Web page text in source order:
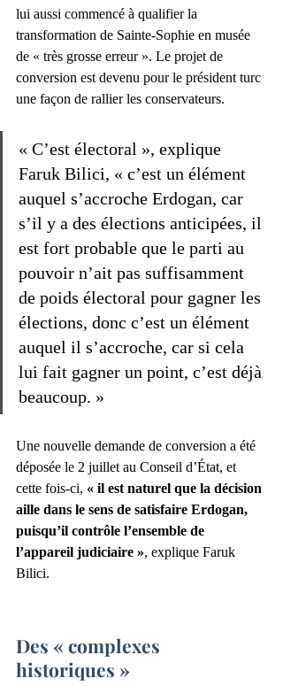
lui aussi commencé à qualifier la
transformation de Sainte-Sophie en musée
de « très grosse erreur ». Le projet de
conversion est devenu pour le président turc
une façon de rallier les conservateurs.
« C’est électoral », explique
Faruk Bilici, « c’est un élément
auquel s’accroche Erdogan, car
s’il y a des élections anticipées, il
est fort probable que le parti au
pouvoir n’ait pas suffisamment
de poids électoral pour gagner les
élections, donc c’est un élément
auquel il s’accroche, car si cela
lui fait gagner un point, c’est déjà
beaucoup. »
Une nouvelle demande de conversion a été
déposée le 2 juillet au Conseil d’État, et
cette fois-ci, « il est naturel que la décision
aille dans le sens de satisfaire Erdogan,
puisqu’il contrôle l’ensemble de
l’appareil judiciaire », explique Faruk
Bilici.
Des « complexes
historiques »